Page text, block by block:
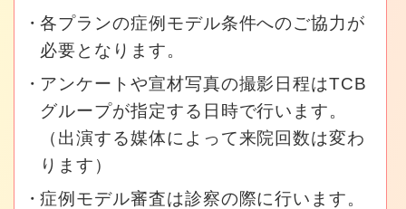
各プランの症例モデル条件へのご協力が
必要となります。
アンケートや宣材写真の撮影日程はTCB
グループが指定する日時で行います。
（出演する媒体によって来院回数は変わ
ります）
症例モデル審査は診察の際に行います。